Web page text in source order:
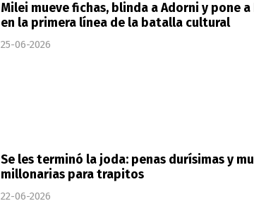
Milei mueve fichas, blinda a Adorni y pone a
en la primera línea de la batalla cultural
25-06-2026
Se les terminó la joda: penas durísimas y
millonarias para trapitos
22-06-2026